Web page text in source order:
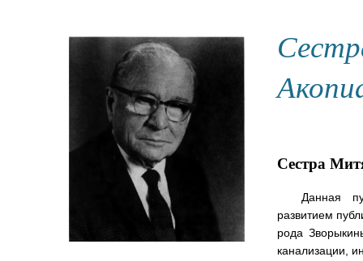
Сестра
Данная
развитием
рода
канализации,